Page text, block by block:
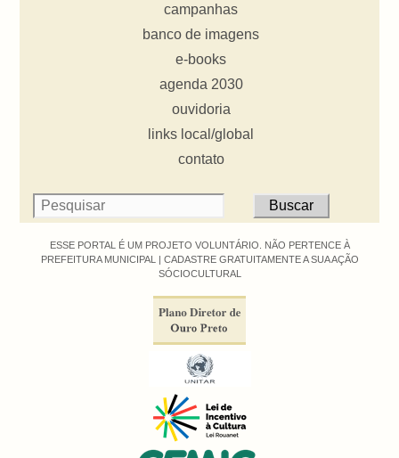
campanhas
banco de imagens
e-books
agenda 2030
ouvidoria
links local/global
contato
ESSE PORTAL É UM PROJETO VOLUNTÁRIO. NÃO PERTENCE À
PREFEITURA MUNICIPAL | CADASTRE GRATUITAMENTE A SUA AÇÃO
SÓCIOCULTURAL